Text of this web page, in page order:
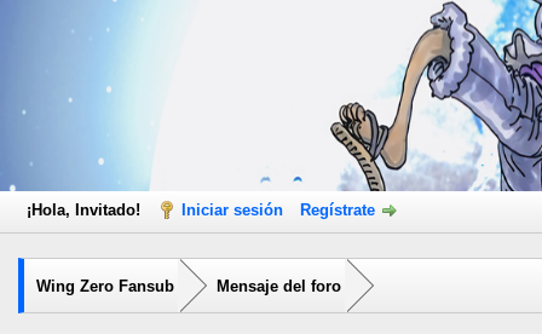
¡Hola, Invitado! Iniciar sesión Regístrate
Wing Zero Fansub Mensaje del foro